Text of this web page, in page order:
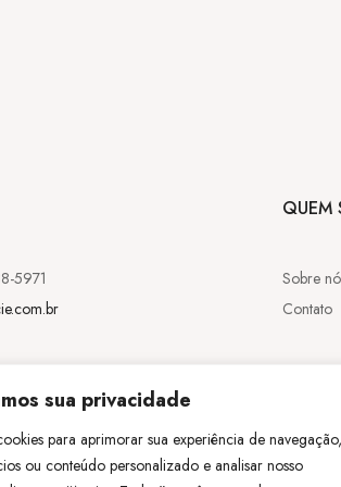
sua privacidade
para aprimorar sua experiência de navegação,
ou conteúdo personalizado e analisar nosso
5971
QUEM
Sobre
Contato
© –